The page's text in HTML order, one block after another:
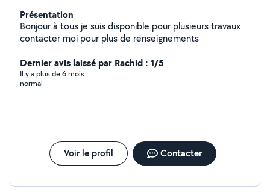
Présentation
Bonjour à tous je suis disponible pour plusieurs travaux
contacter moi pour plus de renseignements
Dernier avis laissé par Rachid : 1/5
Il y a plus de 6 mois
normal
Voir le profil Contacter